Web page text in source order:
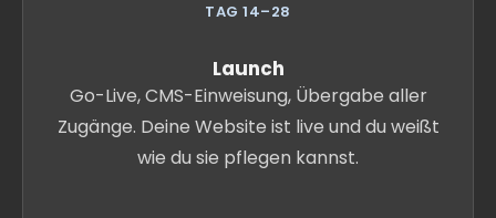
TAG 14–28
Launch
Go-Live, CMS-Einweisung, Übergabe aller
Zugänge. Deine Website ist live und du weißt
wie du sie pflegen kannst.